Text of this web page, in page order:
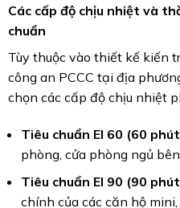
Các cấp độ chịu nhiệt và
chuẩn
Tùy thuộc vào thiết kế kiến
công an PCCC tại địa
chọn các cấp độ chịu nhiệt
Tiêu chuẩn EI 60 (60
phòng, cửa phòng ngủ
Tiêu chuẩn EI 90 (90
chính của các căn hộ